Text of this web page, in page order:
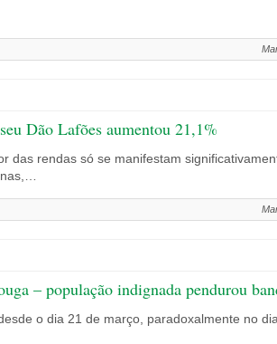
Dão Lafões aumentou 21,1%
das rendas só se manifestam
– população indignada pendurou
o dia 21 de março, paradoxalmente no